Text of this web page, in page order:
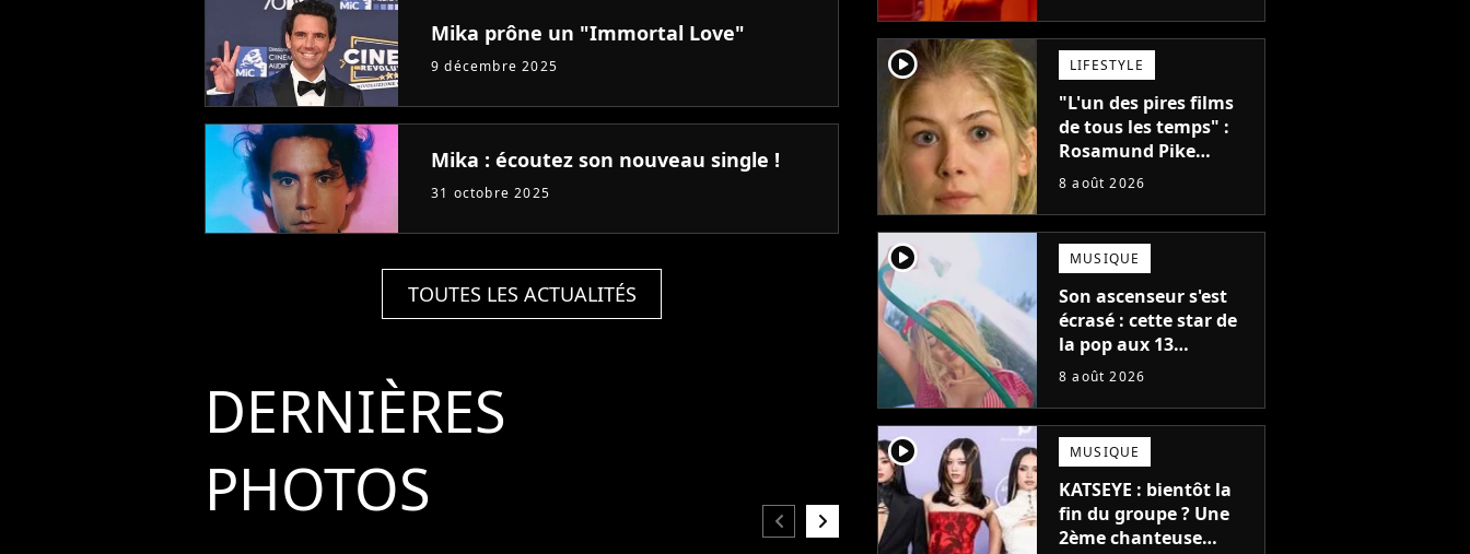
Mika prône un "Immortal Love"
9 décembre 2025
Mika : écoutez son nouveau single !
31 octobre 2025
TOUTES LES ACTUALITÉS
DERNIÈRES
PHOTOS
chevron_left chevron_right
réalisateur claque la
porte pour "différends
créatifs"
player2 LIFESTYLE
"L'un des pires films
de tous les temps" :
Rosamund Pike
pensait que ce film
fiction avec Dwayne
Johnson mettrait fin à
sa carrière
8 août 2026
player2 MUSIQUE
Son ascenseur s'est
écrasé : cette star de
la pop aux 13
milliards d'écoutes a
pensais ne plus
jamais chanter"
8 août 2026
player2 MUSIQUE
KATSEYE : bientôt la
fin du groupe ? Une
2ème chanteuse